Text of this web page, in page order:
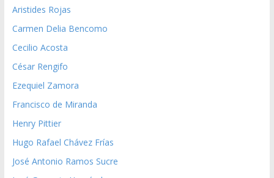
Aristides Rojas
Carmen Delia Bencomo
Cecilio Acosta
César Rengifo
Ezequiel Zamora
Francisco de Miranda
Henry Pittier
Hugo Rafael Chávez Frías
José Antonio Ramos Sucre